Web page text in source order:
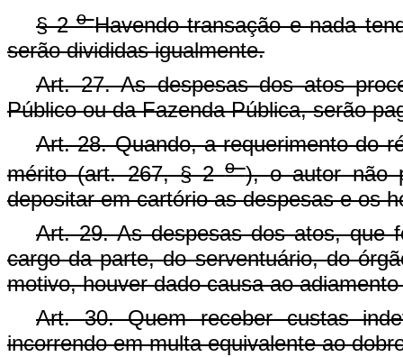
§ 2oHavendo transação e nada
serão divididas igualmente.
Art. 27. As despesas dos atos
Público ou da Fazenda Pública, serão
Art. 28. Quando, a requerimento do
mérito (art. 267, § 2o), o autor não
depositar em cartório as despesas e os
Art. 29. As despesas dos atos, que
cargo da parte, do serventuário, do
motivo, houver dado causa ao
Art. 30. Quem receber custas
incorrendo em multa equivalente ao